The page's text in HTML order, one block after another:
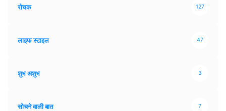
रोचक 127
लाइफ स्टाइल 47
शुभ अशुभ 3
सोचने वाली बात 7